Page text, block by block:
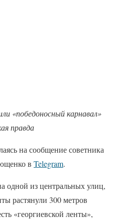
«победоносный карнавал»
правда
на сообщение советника
в Telegram.
одной из центральных улиц,
растянули 300 метров
«георгиевской ленты»,